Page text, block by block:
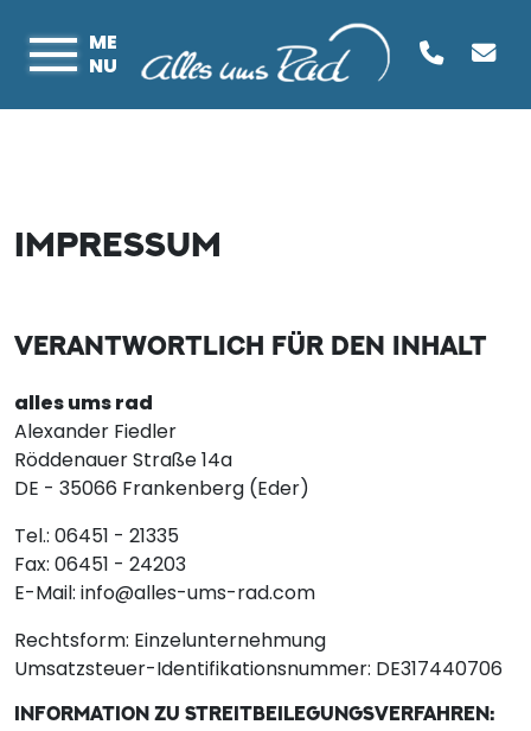
ME
NU
IMPRESSUM
VERANTWORTLICH FÜR DEN INHALT
alles ums rad
Alexander Fiedler
Röddenauer Straße 14a
DE - 35066 Frankenberg (Eder)
Tel.: 06451 - 21335
Fax: 06451 - 24203
E-Mail: info@alles-ums-rad.com
Rechtsform: Einzelunternehmung
Umsatzsteuer-Identifikationsnummer: DE317440706
INFORMATION ZU STREITBEILEGUNGSVERFAHREN: